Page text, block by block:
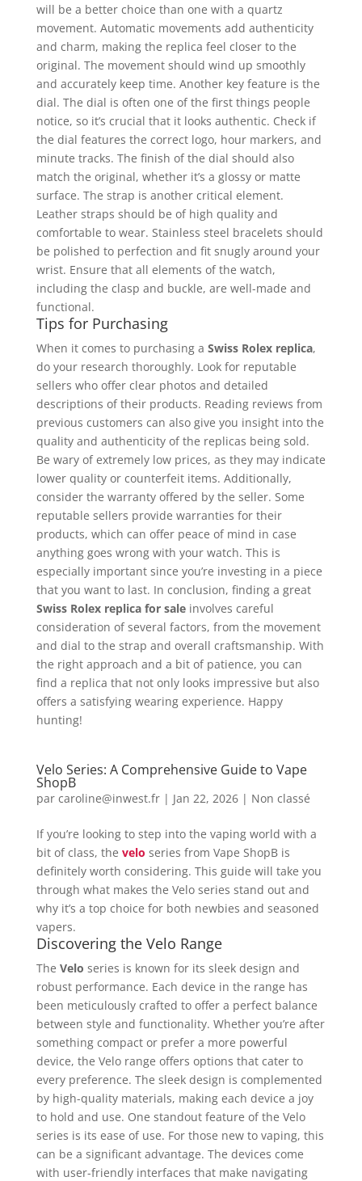
will be a better choice than one with a quartz
movement. Automatic movements add authenticity
and charm, making the replica feel closer to the
original. The movement should wind up smoothly
and accurately keep time. Another key feature is the
dial. The dial is often one of the first things people
notice, so it’s crucial that it looks authentic. Check if
the dial features the correct logo, hour markers, and
minute tracks. The finish of the dial should also
match the original, whether it’s a glossy or matte
surface. The strap is another critical element.
Leather straps should be of high quality and
comfortable to wear. Stainless steel bracelets should
be polished to perfection and fit snugly around your
wrist. Ensure that all elements of the watch,
including the clasp and buckle, are well-made and
functional.
Tips for Purchasing
When it comes to purchasing a Swiss Rolex replica,
do your research thoroughly. Look for reputable
sellers who offer clear photos and detailed
descriptions of their products. Reading reviews from
previous customers can also give you insight into the
quality and authenticity of the replicas being sold.
Be wary of extremely low prices, as they may indicate
lower quality or counterfeit items. Additionally,
consider the warranty offered by the seller. Some
reputable sellers provide warranties for their
products, which can offer peace of mind in case
anything goes wrong with your watch. This is
especially important since you’re investing in a piece
that you want to last. In conclusion, finding a great
Swiss Rolex replica for saleinvolves careful
consideration of several factors, from the movement
and dial to the strap and overall craftsmanship. With
the right approach and a bit of patience, you can
find a replica that not only looks impressive but also
offers a satisfying wearing experience. Happy
hunting!
Velo Series: A Comprehensive Guide to Vape
ShopB
par caroline@inwest.fr| Jan 22, 2026| Non classé
If you’re looking to step into the vaping world with a
bit of class, the velo series from Vape ShopB is
definitely worth considering. This guide will take you
through what makes the Velo series stand out and
why it’s a top choice for both newbies and seasoned
vapers.
Discovering the Velo Range
The Velo series is known for its sleek design and
robust performance. Each device in the range has
been meticulously crafted to offer a perfect balance
between style and functionality. Whether you’re after
something compact or prefer a more powerful
device, the Velo range offers options that cater to
every preference. The sleek design is complemented
by high-quality materials, making each device a joy
to hold and use. One standout feature of the Velo
series is its ease of use. For those new to vaping, this
can be a significant advantage. The devices come
with user-friendly interfaces that make navigating